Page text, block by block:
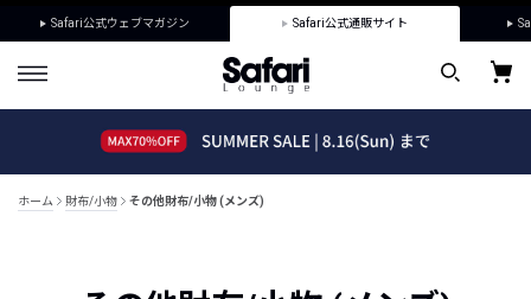
Safari公式ウェブマガジン Safari公式通販サイト
ホーム 財布/小物 その他財布/小物 (メンズ)